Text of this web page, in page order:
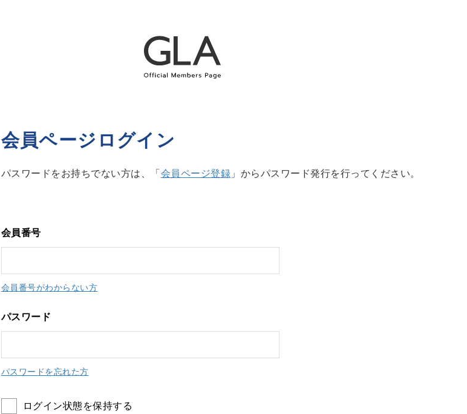
会員ページログイン
パスワードをお持ちでない方は、「 会員ページ登録 」からパスワード発行を行ってください。
会員番号
会員番号がわからない方
パスワード
パスワードを忘れた方
ログイン状態を保持する